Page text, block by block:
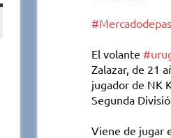
El volante
Zalazar, de 21
jugador de NK
Segunda
Viene de jugar